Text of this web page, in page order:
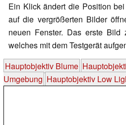
Ein Klick ändert die Position
auf die vergrößerten Bilder
neuen Fenster. Das erste Bild
welches mit dem Testgerät
Hauptobjektiv Blume
Umgebung Hauptobjektiv Low